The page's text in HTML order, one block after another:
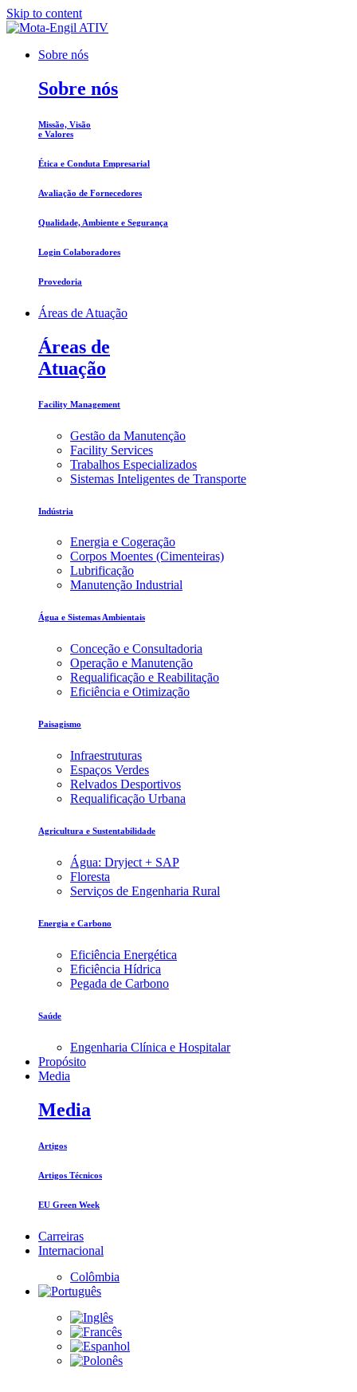
Skip to content
Sobre nós
Sobre nós
Missão, Visão
e Valores
Ética e Conduta Empresarial
Avaliação de Fornecedores
Qualidade, Ambiente e Segurança
Login Colaboradores
Provedoria
Áreas de Atuação
Áreas de
Atuação
Facility Management
Gestão da Manutenção
Facility Services
Trabalhos Especializados
Sistemas Inteligentes de Transporte
Indústria
Energia e Cogeração
Corpos Moentes (Cimenteiras)
Lubrificação
Manutenção Industrial
Água e Sistemas Ambientais
Conceção e Consultadoria
Operação e Manutenção
Requalificação e Reabilitação
Eficiência e Otimização
Paisagismo
Infraestruturas
Espaços Verdes
Relvados Desportivos
Requalificação Urbana
Agricultura e Sustentabilidade
Água: Dryject + SAP
Floresta
Serviços de Engenharia Rural
Energia e Carbono
Eficiência Energética
Eficiência Hídrica
Pegada de Carbono
Saúde
Engenharia Clínica e Hospitalar
Propósito
Media
Media
Artigos
Artigos Técnicos
EU Green Week
Carreiras
Internacional
Colômbia